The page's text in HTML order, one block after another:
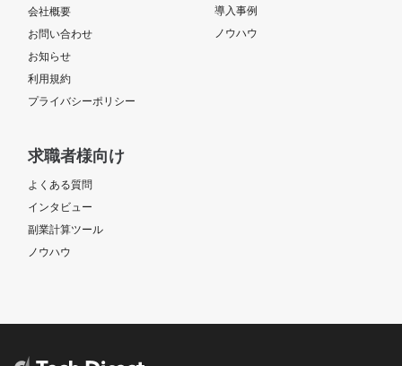
正社員化の可能性もございます! 【身だしなみ】 ・服装:自由（常
識的な範囲で自由です。デニム、スニーカーOK） ※ネイルやピ
アスも可能です! ■以下は禁止 (1)サンダル、つっかけ、ミュール
などかかとにストラップのない靴 (2)短パン、タンクトップ/ラン
ニング、過度なミニスカート等、肌の露出が多い服装 (3)過度に破
給あり/月最大2万円まで 【勤務条件】 ・雇用形態 ：派遣社員
※弊社と雇用契約を結び、弊社クライアント先での
勤務となります。 ・契約期間 ：2026/8/17～長期 （3か月ごと
の更新想定） ・勤務時間 ：9:00～18:00 休憩1h ・勤務曜
日 ：月～金 （週5日稼働） ・勤務地 ：東京都港区 ・最寄
り駅 ：各線 大門駅/浜松町駅/芝公園駅 【応募後の流れ】 応募内
会社概要
お問い合わせ
お知らせ
利用規約
プライバシーポリシー
導入事例
ノウハウ
求職者様向け
よくある質問
インタビュー
副業計算ツール
ノウハウ